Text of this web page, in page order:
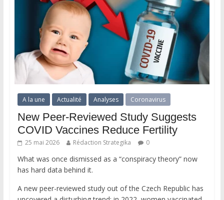
A la une Actualité Analyses Coronavirus
New Peer-Reviewed Study Suggests
COVID Vaccines Reduce Fertility
25 mai 2026 Rédaction Strategika 0
What was once dismissed as a “conspiracy theory” now
has hard data behind it.
A new peer-reviewed study out of the Czech Republic has